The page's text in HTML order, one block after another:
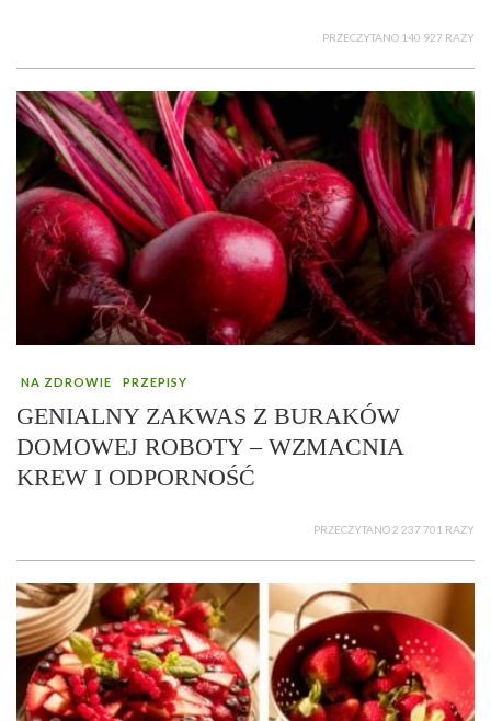
PRZECZYTANO 140 927 RAZY
NA ZDROWIE PRZEPISY
GENIALNY ZAKWAS Z BURAKÓW
DOMOWEJ ROBOTY – WZMACNIA
KREW I ODPORNOŚĆ
PRZECZYTANO 2 237 701 RAZY